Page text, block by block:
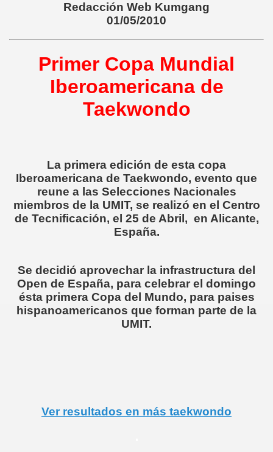
Redacción Web Kumgang
01/05/2010
Primer Copa Mundial
Iberoamericana de
Taekwondo
La primera edición de esta copa
Iberoamericana de Taekwondo, evento que
reune a las Selecciones Nacionales
miembros de la UMIT, se realizó en el Centro
de Tecnificación, el 25 de Abril, en Alicante,
España.
Se decidió aprovechar la infrastructura del
Open de España, para celebrar el domingo
ésta primera Copa del Mundo, para paises
hispanoamericanos que forman parte de la
UMIT.
Ver resultados en más taekwondo